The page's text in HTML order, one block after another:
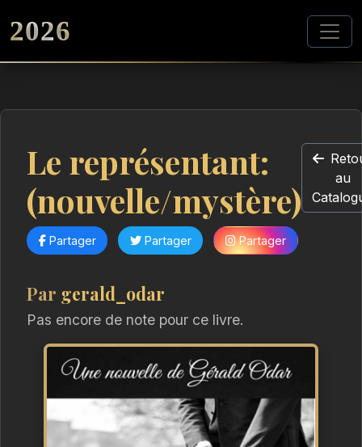
2026
Le représentant:
(nouvelle/mystère)
au
Partager Partager Partager
Par gerald_odar
Pas encore de note pour ce livre.